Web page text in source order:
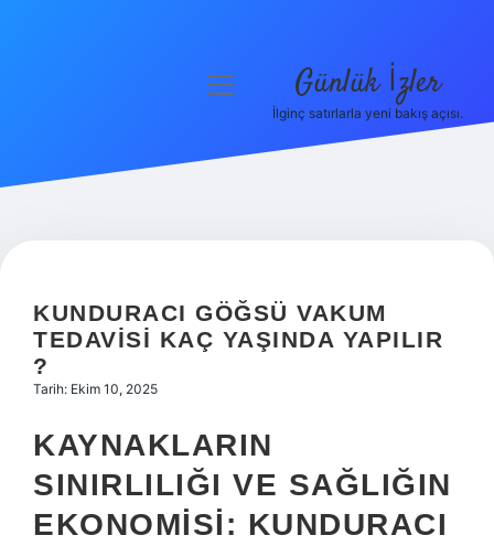
Hakkımızda
menüyü
Günlük İzler
İlginç satırlarla yeni bakış açısı.
KUNDURACI GÖĞSÜ VAKUM
TEDAVISI KAÇ YAŞINDA YAPILIR
?
Tarih: Ekim 10, 2025
KAYNAKLARIN
SINIRLILIĞI VE SAĞLIĞIN
EKONOMISI: KUNDURACI